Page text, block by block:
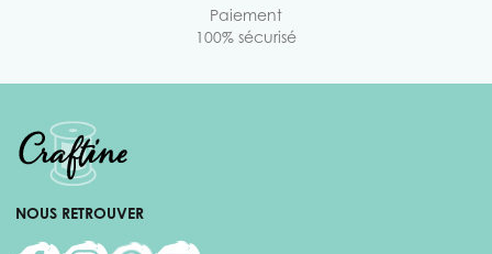
Paiement
100% sécurisé
NOUS RETROUVER